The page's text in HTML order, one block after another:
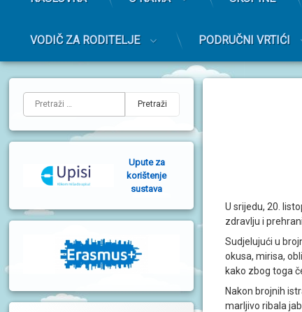
Preskoči
na
sadržaj
m
r
i
VODIČ ZA RODITELJE PODRUČNI VRTIĆI
U srijedu, 20.
zdravlju i
Sudjelujući u
okusa, mirisa,
kako zbog toga
Nakon brojnih
marljivo ribala
j
b
a
Upute za
korištenje
sustava